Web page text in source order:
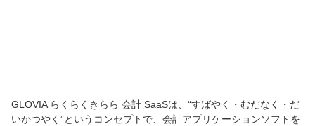
GLOVIA らくらくきらら 会計 SaaSは、“すばやく・むだなく・だ
いかつやく”というコンセプトで、会計アプリケーションソフトを